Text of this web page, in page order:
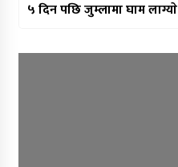
५ दिन पछि जुम्लामा घाम लाग्याे